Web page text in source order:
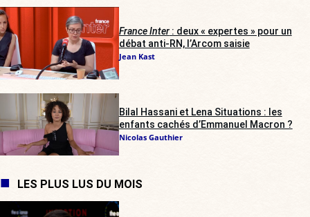
France Inter: deux « expertes » pour un
débat anti-RN, l’Arcom saisie
Jean Kast
Bilal Hassani et Lena Situations : les
enfants cachés d’Emmanuel Macron ?
Nicolas Gauthier
LES PLUS LUS DU MOIS